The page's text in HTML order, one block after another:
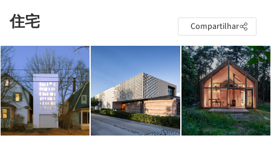
住宅 Compartilhar